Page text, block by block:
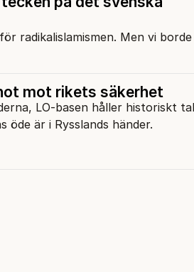
radikalislamismen. Men vi
mot rikets säkerhet
LO-basen håller historiskt
öde är i Rysslands händer.